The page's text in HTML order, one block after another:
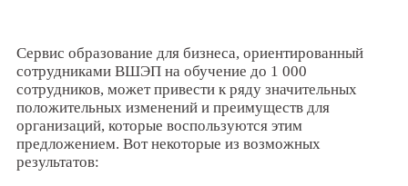
Сервис образование для бизнеса, ориентированный
сотрудниками ВШЭП на обучение до 1 000
сотрудников, может привести к ряду значительных
положительных изменений и преимуществ для
организаций, которые воспользуются этим
предложением. Вот некоторые из возможных
результатов: